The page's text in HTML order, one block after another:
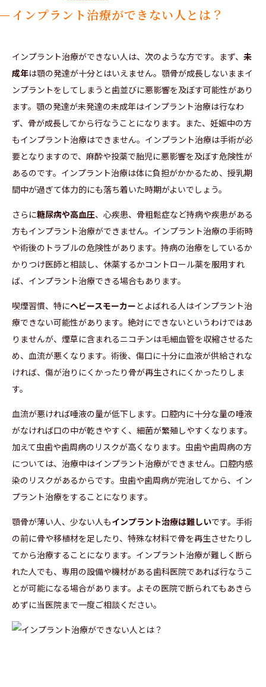
インプラント治療ができない人とは？
インプラント治療ができない人は、次のような方です。まず、 未
成年は顎の発達が十分とはいえません。顎骨が成長しないままイ
ンプラントをしてしまうと歯並びに悪影響を及ぼす可能性があり
ます。顎の発達が未発達の未成年はインプラント治療は行なわ
ず、骨が成長してから行なうことになります。また、妊娠中の方
もインプラント治療はできません。インプラント治療は手術が必
要となりますので、麻酔や投薬で胎児に悪影響を及ぼす危険性が
あるのです。インプラント治療は体に負担がかかるため、授乳期
間中が過ぎて体力的にも落ち着いた時期がよいでしょう。
さらに糖尿病や高血圧、心疾患、骨粗鬆症など持病や疾患がある
方もインプラント治療ができません。インプラント治療の手術時
や術後のトラブルの危険性があります。持病の治療をしているか
かりつけ医師と相談し、休薬するかコントロール薬を服用すれ
ば、インプラント治療できる場合もあります。
喫煙習慣、特にヘビースモーカーとよばれる人はインプラント治
療できない可能性があります。絶対にできないというわけではあ
りませんが、煙草に含まれるニコチンは毛細血管を収縮させるた
め、血流が悪くなります。術後、傷口に十分に血液が供給されな
ければ、傷が治りにくかったり骨が再生されにくかったりしま
す。
血流が悪ければ唾液の量が低下します。口腔内に十分な量の唾液
がなければ口の中が乾きやすく、細菌が繁殖しやすくなります。
加えて虫歯や歯周病のリスクが高くなります。虫歯や歯周病の方
については、治療中はインプラント治療ができません。口腔内感
染のリスクがあるからです。虫歯や歯周病が完治してから、イン
プラント治療をすることになります。
顎骨が薄い人、少ない人もインプラント治療は難しいです。手術
の前に骨や移植材を足したり、特殊な材料で骨を再生させたりし
てから治療することになります。インプラント治療が難しく断ら
れた人でも、専用の設備や機材がある歯科医院であれば行なうこ
とが可能になる場合があります。よその医院で断られてもあきら
めずに当医院まで一度ご相談ください。